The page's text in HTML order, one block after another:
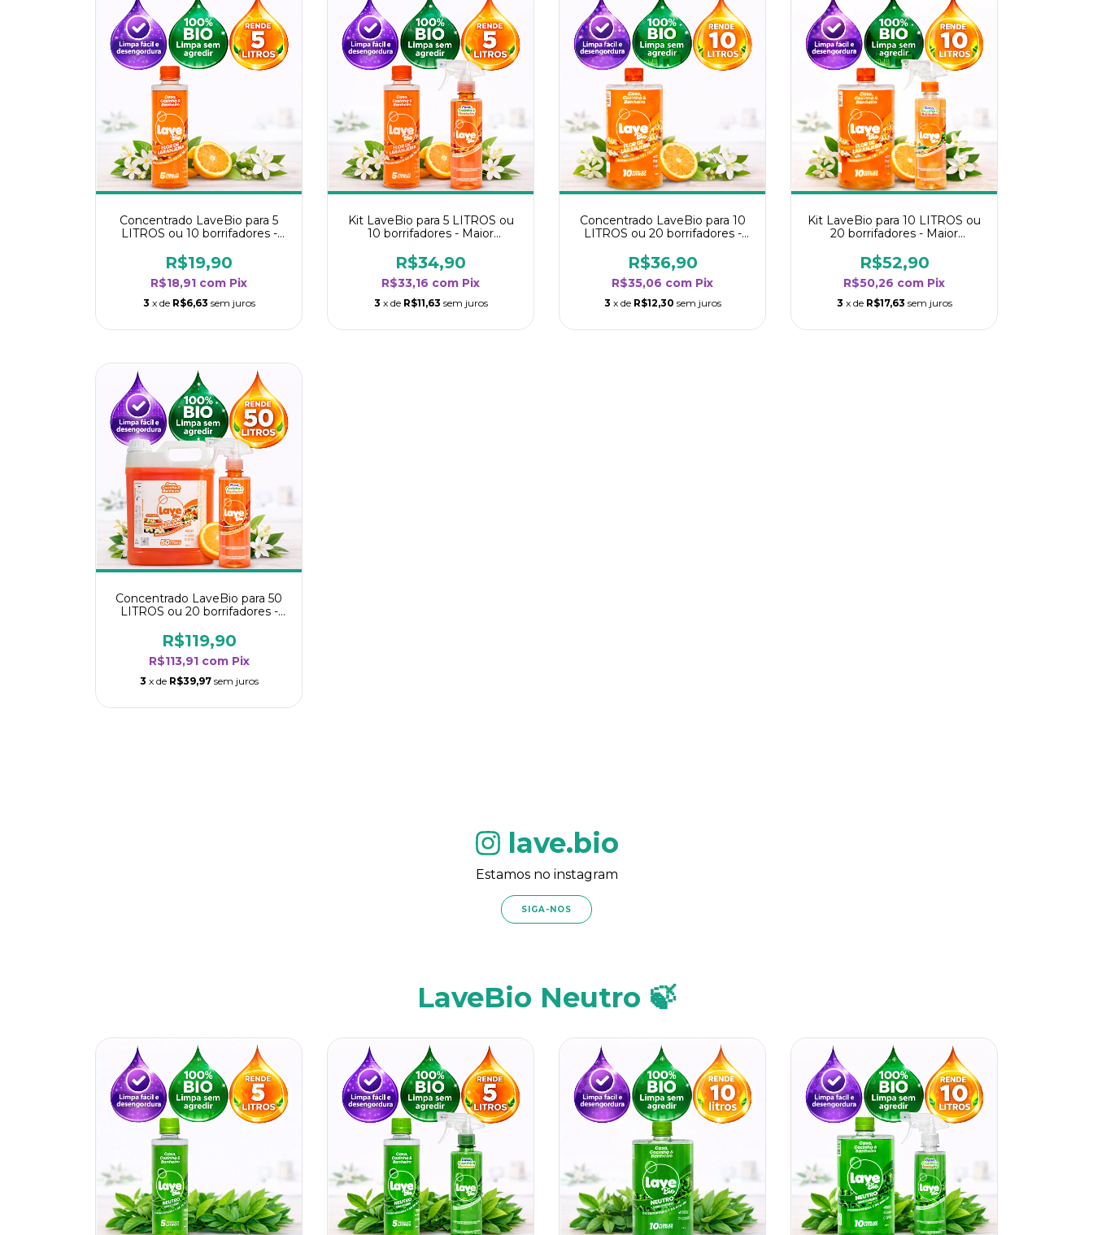
Concentrado LaveBio para 5
LITROS ou 10 borrifadores -
- Flor de Laranjeira
R$19,90
R$18,91 com Pix
3 x de R$6,63 sem juros
Kit LaveBio para 5 LITROS ou
10 borrifadores - Maior
de Laranjeira
R$34,90
R$33,16 com Pix
3 x de R$11,63 sem juros
Concentrado LaveBio para 10
LITROS ou 20 borrifadores -
- Flor de Laranjeira
R$36,90
R$35,06 com Pix
3 x de R$12,30 sem juros
Kit LaveBio para 10 LITROS ou
20 borrifadores - Maior
de Laranjeira
R$52,90
R$50,26 com Pix
3 x de R$17,63 sem juros
Concentrado LaveBio para 50
LITROS ou 20 borrifadores -
- Flor de Laranjeira
R$119,90
R$113,91 com Pix
3 x de R$39,97 sem juros
lave.bio
Estamos no instagram
SIGA-NOS
LaveBio Neutro 🍃